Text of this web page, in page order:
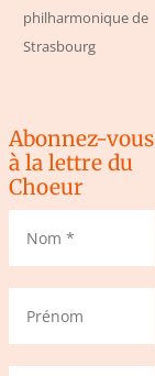
philharmonique de
Strasbourg
Abonnez-vous
à la lettre du
Choeur